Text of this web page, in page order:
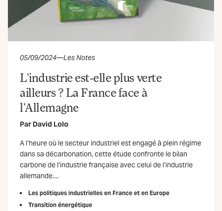
05/09/2024—Les Notes
L’industrie est-elle plus verte
ailleurs ? La France face à
l’Allemagne
Par David Lolo
A l’heure où le secteur industriel est engagé à plein régime
dans sa décarbonation, cette étude confronte le bilan
carbone de l’industrie française avec celui de l’industrie
allemande....
Les politiques industrielles en France et en Europe
Transition énergétique